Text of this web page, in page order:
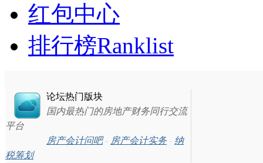
红包中心
排行榜Ranklist
论坛热门版块
国内最热门的房地产财务同行交流
平台
房产会计问吧- 房产会计实务- 纳
税筹划